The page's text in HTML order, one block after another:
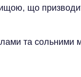
що
та сольними